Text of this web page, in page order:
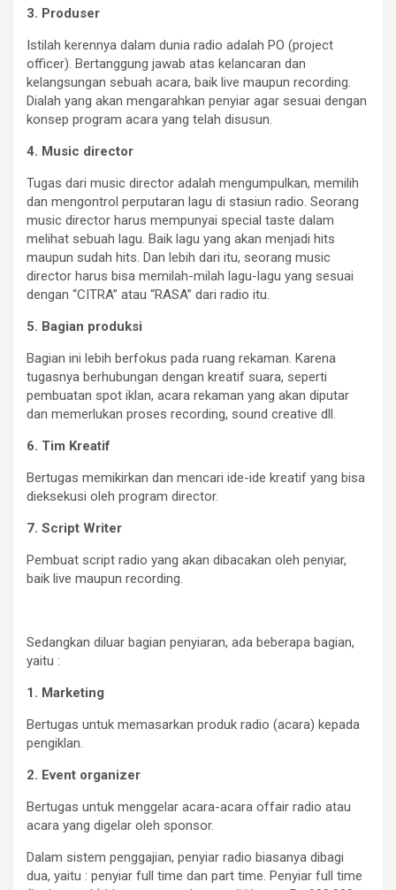
3. Produser
Istilah kerennya dalam dunia radio adalah PO (project
officer). Bertanggung jawab atas kelancaran dan
kelangsungan sebuah acara, baik live maupun recording.
Dialah yang akan mengarahkan penyiar agar sesuai dengan
konsep program acara yang telah disusun.
4. Music director
Tugas dari music director adalah mengumpulkan, memilih
dan mengontrol perputaran lagu di stasiun radio. Seorang
music director harus mempunyai special taste dalam
melihat sebuah lagu. Baik lagu yang akan menjadi hits
maupun sudah hits. Dan lebih dari itu, seorang music
director harus bisa memilah-milah lagu-lagu yang sesuai
dengan “CITRA” atau “RASA” dari radio itu.
5. Bagian produksi
Bagian ini lebih berfokus pada ruang rekaman. Karena
tugasnya berhubungan dengan kreatif suara, seperti
pembuatan spot iklan, acara rekaman yang akan diputar
dan memerlukan proses recording, sound creative dll.
6. Tim Kreatif
Bertugas memikirkan dan mencari ide-ide kreatif yang bisa
dieksekusi oleh program director.
7. Script Writer
Pembuat script radio yang akan dibacakan oleh penyiar,
baik live maupun recording.
Sedangkan diluar bagian penyiaran, ada beberapa bagian,
yaitu :
1. Marketing
Bertugas untuk memasarkan produk radio (acara) kepada
pengiklan.
2. Event organizer
Bertugas untuk menggelar acara-acara offair radio atau
acara yang digelar oleh sponsor.
Dalam sistem penggajian, penyiar radio biasanya dibagi
dua, yaitu : penyiar full time dan part time. Penyiar full time